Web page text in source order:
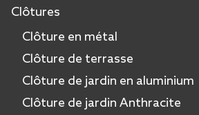
Clôtures
Clôture en métal
Clôture de terrasse
Clôture de jardin en aluminium
Clôture de jardin Anthracite